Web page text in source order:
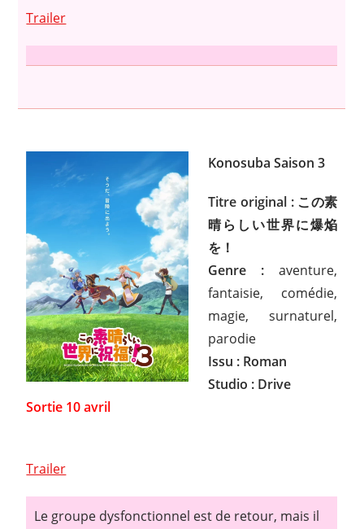
Trailer
Konosuba Saison 3
Titre original : この素
晴らしい世界に爆焔
を！
Genre :aventure,
fantaisie, comédie,
magie, surnaturel,
parodie
Issu : Roman
Studio : Drive
Sortie 10 avril
Trailer
Le groupe dysfonctionnel est de retour, mais il